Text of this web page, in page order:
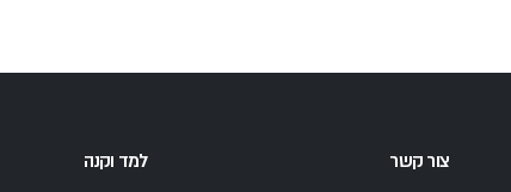
צור קשר
למד וקנה